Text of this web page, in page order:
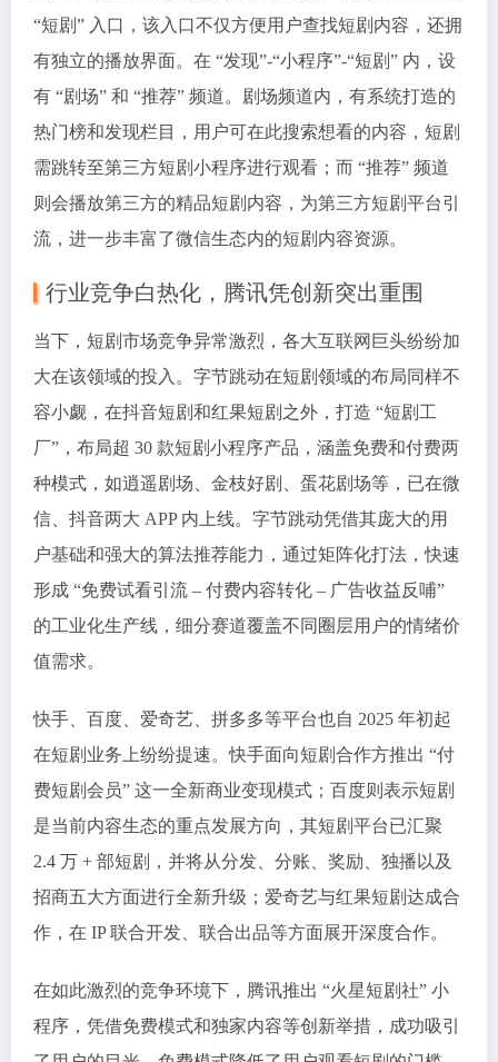
“短剧” 入口，该入口不仅方便用户查找短剧内容，还拥
有独立的播放界面。在 “发现”-“小程序”-“短剧” 内，设
有 “剧场” 和 “推荐” 频道。剧场频道内，有系统打造的
热门榜和发现栏目，用户可在此搜索想看的内容，短剧
需跳转至第三方短剧小程序进行观看；而 “推荐” 频道
则会播放第三方的精品短剧内容，为第三方短剧平台引
流，进一步丰富了微信生态内的短剧内容资源。
行业竞争白热化，腾讯凭创新突出重围
当下，短剧市场竞争异常激烈，各大互联网巨头纷纷加
大在该领域的投入。字节跳动在短剧领域的布局同样不
容小觑，在抖音短剧和红果短剧之外，打造 “短剧工
厂”，布局超 30 款短剧小程序产品，涵盖免费和付费两
种模式，如逍遥剧场、金枝好剧、蛋花剧场等，已在微
信、抖音两大 APP 内上线。字节跳动凭借其庞大的用
户基础和强大的算法推荐能力，通过矩阵化打法，快速
形成 “免费试看引流 – 付费内容转化 – 广告收益反哺”
的工业化生产线，细分赛道覆盖不同圈层用户的情绪价
值需求。
快手、百度、爱奇艺、拼多多等平台也自 2025 年初起
在短剧业务上纷纷提速。快手面向短剧合作方推出 “付
费短剧会员” 这一全新商业变现模式；百度则表示短剧
是当前内容生态的重点发展方向，其短剧平台已汇聚
2.4 万 + 部短剧，并将从分发、分账、奖励、独播以及
招商五大方面进行全新升级；爱奇艺与红果短剧达成合
作，在 IP 联合开发、联合出品等方面展开深度合作。
在如此激烈的竞争环境下，腾讯推出 “火星短剧社” 小
程序，凭借免费模式和独家内容等创新举措，成功吸引